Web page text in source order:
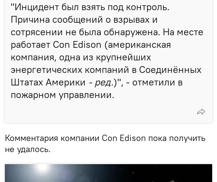
"Инцидент был взять под контроль.
Причина сообщений о взрывах и
сотрясении не была обнаружена. На месте
работает Con Edison (американская
компания, одна из крупнейших
энергетических компаний в Соединённых
Штатах Америки - ред.)", - отметили в
пожарном управлении.
Комментария компании Con Edison пока получить
не удалось.